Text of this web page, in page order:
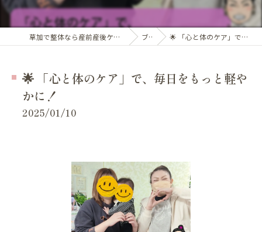
草加で整体なら産前産後ケア専門 かおりビューティサロン ブログ 🌟 「心と体のケア」で、毎日をもっと軽やかに！
🌟 「心と体のケア」で、毎日をもっと軽や
かに！
2025/01/10